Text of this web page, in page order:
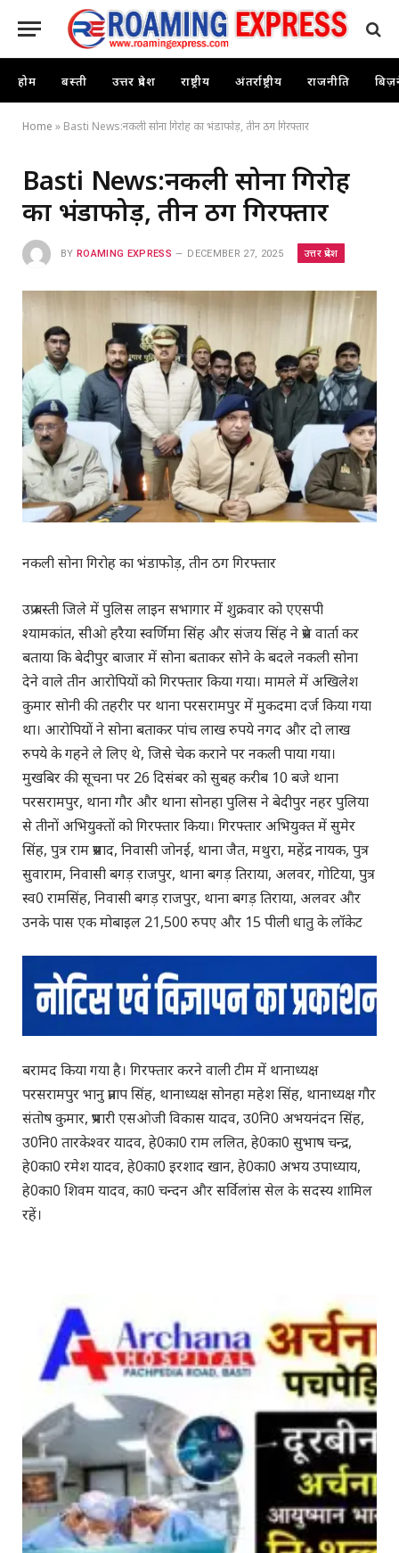
होम बस्ती उत्तर प्रदेश राष्ट्रीय अंतर्राष्ट्रीय राजनीति
Home » Basti News:नकली सोना गिरोह का भंडाफोड़, तीन ठग गिरफ्तार
Basti News:नकली सोना गिरोह
का भंडाफोड़, तीन ठग गिरफ्तार
BY ROAMING EXPRESS DECEMBER 27, 2025 उत्तर प्रदेश
नकली सोना गिरोह का भंडाफोड़, तीन ठग गिरफ्तार
उप्र बस्ती जिले में पुलिस लाइन सभागार में शुक्रवार को एएसपी
श्यामकांत, सीओ हरैया स्वर्णिमा सिंह और संजय सिंह ने प्रेस वार्ता कर
बताया कि बेदीपुर बाजार में सोना बताकर सोने के बदले नकली सोना
देने वाले तीन आरोपियों को गिरफ्तार किया गया। मामले में अखिलेश
कुमार सोनी की तहरीर पर थाना परसरामपुर में मुकदमा दर्ज किया गया
था। आरोपियों ने सोना बताकर पांच लाख रुपये नगद और दो लाख
रुपये के गहने ले लिए थे, जिसे चेक कराने पर नकली पाया गया।
मुखबिर की सूचना पर 26 दिसंबर को सुबह करीब 10 बजे थाना
परसरामपुर, थाना गौर और थाना सोनहा पुलिस ने बेदीपुर नहर पुलिया
से तीनों अभियुक्तों को गिरफ्तार किया। गिरफ्तार अभियुक्त में सुमेर
सिंह, पुत्र राम प्रसाद, निवासी जोनई, थाना जैत, मथुरा, महेंद्र नायक, पुत्र
सुवाराम, निवासी बगड़ राजपुर, थाना बगड़ तिराया, अलवर, गोटिया, पुत्र
स्व0 रामसिंह, निवासी बगड़ राजपुर, थाना बगड़ तिराया, अलवर और
उनके पास एक मोबाइल 21,500 रुपए और 15 पीली धातु के लॉकेट
बरामद किया गया है। गिरफ्तार करने वाली टीम में थानाध्यक्ष
परसरामपुर भानु प्रताप सिंह, थानाध्यक्ष सोनहा महेश सिंह, थानाध्यक्ष गौर
संतोष कुमार, प्रभारी एसओजी विकास यादव, उ0नि0 अभयनंदन सिंह,
उ0नि0 तारकेश्वर यादव, हे0का0 राम ललित, हे0का0 सुभाष चन्द्र,
हे0का0 रमेश यादव, हे0का0 इरशाद खान, हे0का0 अभय उपाध्याय,
हे0का0 शिवम यादव, का0 चन्दन और सर्विलांस सेल के सदस्य शामिल
रहें।